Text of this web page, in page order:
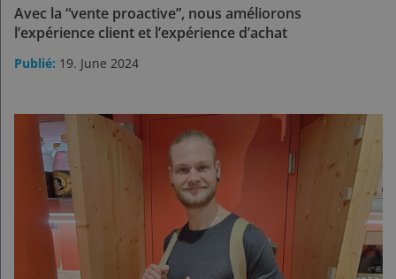
Avec la “vente proactive”, nous améliorons
l’expérience client et l’expérience d’achat
19. June 2024